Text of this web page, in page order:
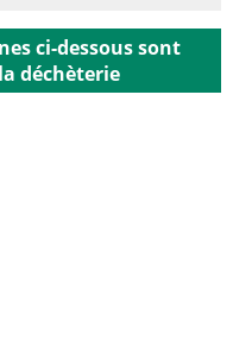
ci-dessous sont
déchèterie